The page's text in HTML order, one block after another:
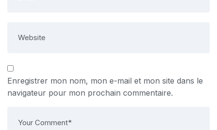
Enregistrer mon nom, mon e-mail et mon site dans le
navigateur pour mon prochain commentaire.